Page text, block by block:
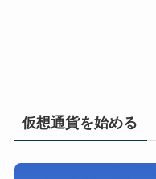
仮想通貨を始める